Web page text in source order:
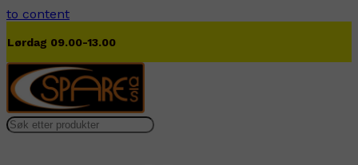
to content
Lørdag 09.00-13.00